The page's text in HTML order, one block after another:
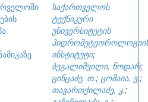
საქართველოს
ტექნიკური
უნივერსიტეტის
ინსტიტუტი;
ბეგალიშვილი, ნოდარ;
ცინცაძე, თ.; ცომაია, ვ.;
თავართქილაძე, კ.;